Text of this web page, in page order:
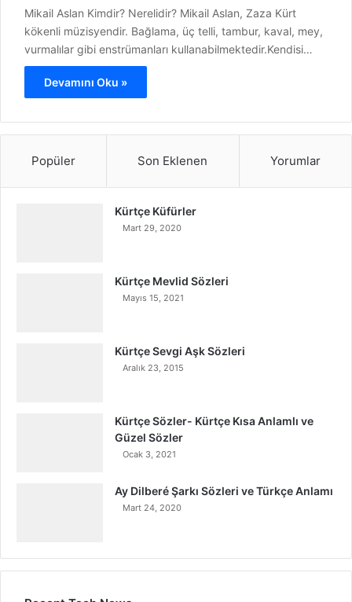
Mikail Aslan Kimdir? Nerelidir? Mikail Aslan, Zaza Kürt
kökenli müzisyendir. Bağlama, üç telli, tambur, kaval, mey,
vurmalılar gibi enstrümanları kullanabilmektedir.Kendisi…
Devamını Oku »
Popüler Son Eklenen Yorumlar
Kürtçe Küfürler
Mart 29, 2020
Kürtçe Mevlid Sözleri
Mayıs 15, 2021
Kürtçe Sevgi Aşk Sözleri
Aralık 23, 2015
Kürtçe Sözler- Kürtçe Kısa Anlamlı ve
Güzel Sözler
Ocak 3, 2021
Ay Dilberé Şarkı Sözleri ve Türkçe Anlamı
Mart 24, 2020